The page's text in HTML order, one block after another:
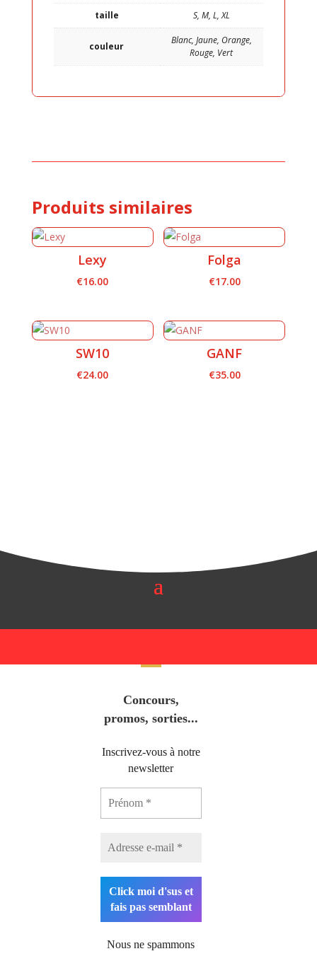
taille S, M, L, XL
couleur
Blanc, Jaune, Orange,
Rouge, Vert
Produits similaires
Lexy
€16.00
Folga
€17.00
SW10
€24.00
GANF
€35.00
Concours,
promos, sorties...
Inscrivez-vous à notre
newsletter
Nous ne spammons